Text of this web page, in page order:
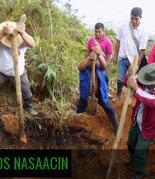
NASAACIN